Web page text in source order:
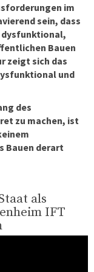
im
sein, dass
dysfunktional,
Bauen
zeigt sich das
und
des
zu machen, ist
Bauen derart
als
IFT